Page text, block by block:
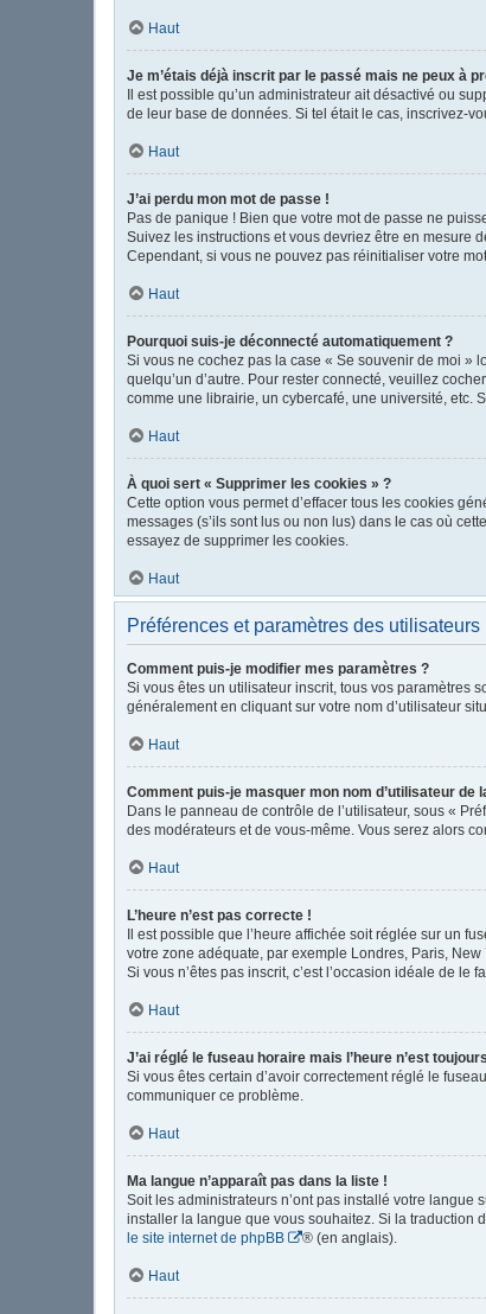
Haut
Je m’étais déjà inscrit par le passé mais ne peux à
Il est possible qu’un administrateur ait désactivé ou
de leur base de données. Si tel était le cas, inscrivez-
Haut
J’ai perdu mon mot de passe !
Pas de panique ! Bien que votre mot de passe ne
Suivez les instructions et vous devriez être en mesure
Cependant, si vous ne pouvez pas réinitialiser votre
Haut
Pourquoi suis-je déconnecté automatiquement ?
Si vous ne cochez pas la case « Se souvenir de moi »
quelqu’un d’autre. Pour rester connecté, veuillez
comme une librairie, un cybercafé, une université, etc.
Haut
À quoi sert « Supprimer les cookies » ?
Cette option vous permet d’effacer tous les cookies
messages (s’ils sont lus ou non lus) dans le cas où
essayez de supprimer les cookies.
Haut
Préférences et paramètres des utilisateurs
Comment puis-je modifier mes paramètres ?
Si vous êtes un utilisateur inscrit, tous vos paramètres
généralement en cliquant sur votre nom d’utilisateur
Haut
Comment puis-je masquer mon nom d’utilisateur de
Dans le panneau de contrôle de l’utilisateur, sous «
des modérateurs et de vous-même. Vous serez alors
Haut
L’heure n’est pas correcte !
Il est possible que l’heure affichée soit réglée sur un
votre zone adéquate, par exemple Londres, Paris,
Si vous n’êtes pas inscrit, c’est l’occasion idéale de le
Haut
J’ai réglé le fuseau horaire mais l’heure n’est
Si vous êtes certain d’avoir correctement réglé le
communiquer ce problème.
Haut
Ma langue n’apparaît pas dans la liste !
Soit les administrateurs n’ont pas installé votre langue
installer la langue que vous souhaitez. Si la traduction
le site internet de phpBB
® (en anglais).
Haut